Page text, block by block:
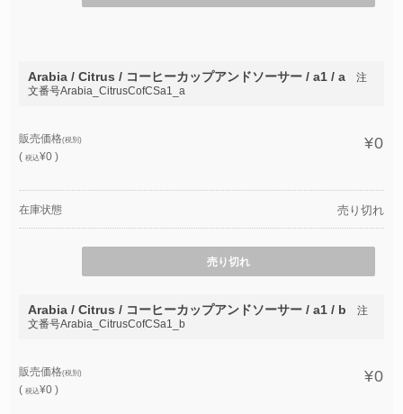
Arabia / Citrus / コーヒーカップアンドソーサー / a1 / a
注
文番号Arabia_CitrusCofCSa1_a
販売価格(税別)
(税込¥0 )
¥0
在庫状態 売り切れ
売り切れ
Arabia / Citrus / コーヒーカップアンドソーサー / a1 / b
注
文番号Arabia_CitrusCofCSa1_b
販売価格(税別)
(税込¥0 )
¥0